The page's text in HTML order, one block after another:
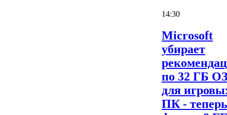
14:30
Microsoft
убирает
по 32 ГБ
для
ПК -